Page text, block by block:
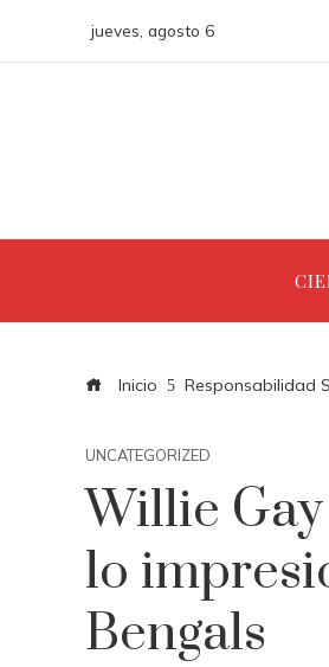
jueves, agosto 6
Inicio Responsabilidad
UNCATEGORIZED
Willie Gay
lo
Bengals